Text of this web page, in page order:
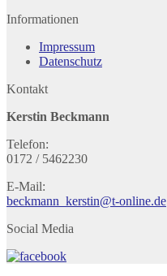
Informationen
Impressum
Datenschutz
Kontakt
Kerstin Beckmann
Telefon:
0172 / 5462230
E-Mail:
beckmann_kerstin@t-online.de
Social Media